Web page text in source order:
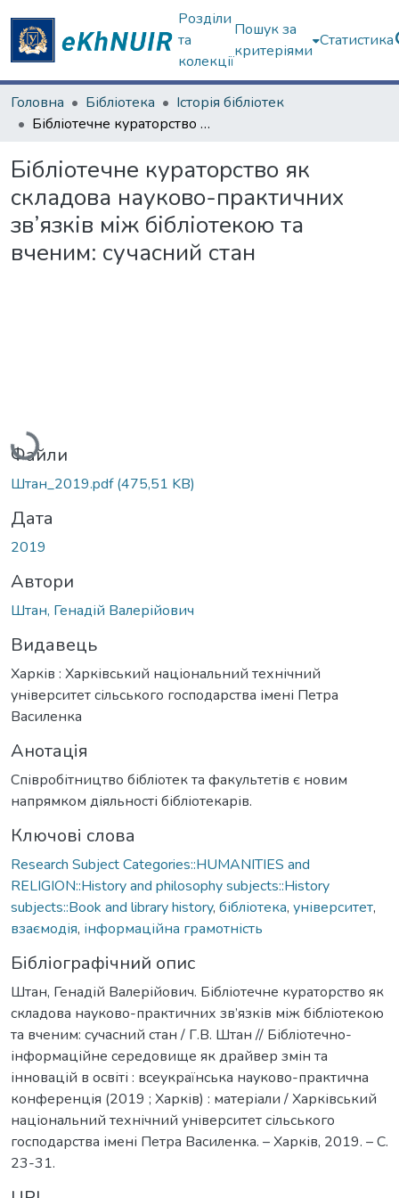
Розділи
та
колекції
Пошук за
критеріями
Статистика
Головна Бібліотека
Історія бібліотек
Бібліотечне кураторство як складова науково-практичних зв’язків між бібліотекою та вченим: сучасний стан
Бібліотечне кураторство як
складова науково-практичних
зв’язків між бібліотекою та
вченим: сучасний стан
Вантажиться...
Файли
Штан_2019.pdf(475,51 KB)
Дата
2019
Автори
Штан, Генадій Валерійович
Видавець
Харків : Харківський національний технічний
університет сільського господарства імені Петра
Василенка
Анотація
Співробітництво бібліотек та факультетів є новим
напрямком діяльності бібліотекарів.
Ключові слова
Research Subject Categories::HUMANITIES and
RELIGION::History and philosophy subjects::History
subjects::Book and library history, бібліотека, університет,
взаємодія, інформаційна грамотність
Бібліографічний опис
Штан, Генадій Валерійович. Бібліотечне кураторство як
складова науково-практичних зв’язків між бібліотекою
та вченим: сучасний стан / Г.В. Штан // Бібліотечно-
інформаційне середовище як драйвер змін та
інновацій в освіті : всеукраїнська науково-практична
конференція (2019 ; Харків) : матеріали / Харківський
національний технічний університет сільського
господарства імені Петра Василенка. – Харків, 2019. – С.
23-31.